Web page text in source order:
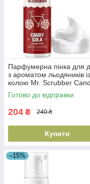
Парфумерна пінка для
з ароматом льодяників із
колою Mr. Scrubber
Cola, 150 мл
(4823109701571)
Готово до відправки
204 ₴ 240 ₴
Купити
–15%